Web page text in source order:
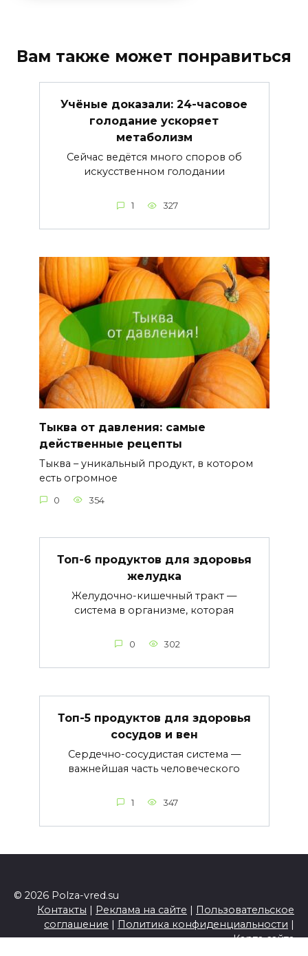
Вам также может понравиться
Учёные доказали: 24-часовое
голодание ускоряет
метаболизм
Сейчас ведётся много споров об
искусственном голодании
1 327
Тыква от давления: самые
действенные рецепты
Тыква – уникальный продукт, в котором
есть огромное
0 354
Топ-6 продуктов для здоровья
желудка
Желудочно-кишечный тракт —
система в организме, которая
0 302
Топ-5 продуктов для здоровья
сосудов и вен
Сердечно-сосудистая система —
важнейшая часть человеческого
1 347
© 2026 Polza-vred.su
Контакты | Реклама на сайте | Пользовательское
соглашение | Политика конфиденциальности |
Карта сайта